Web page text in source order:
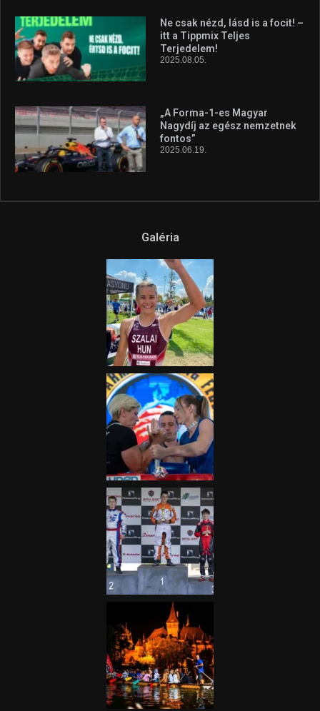
Ne csak nézd, lásd is a focit! –
itt a Tippmix Teljes
Terjedelem!
2025.08.05.
„A Forma-1-es Magyar
Nagydíj az egész nemzetnek
fontos”
2025.06.19.
Galéria